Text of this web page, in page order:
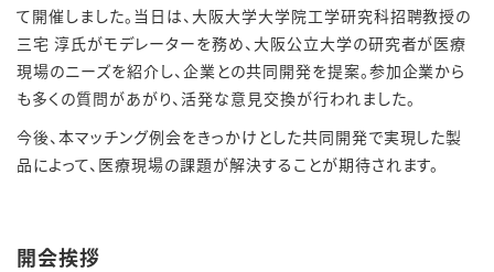
て開催しました。当日は、大阪大学大学院工学研究科招聘教授の
三宅 淳氏がモデレーターを務め、大阪公立大学の研究者が医療
現場のニーズを紹介し、企業との共同開発を提案。参加企業から
も多くの質問があがり、活発な意見交換が行われました。
今後、本マッチング例会をきっかけとした共同開発で実現した製
品によって、医療現場の課題が解決することが期待されます。
開会挨拶